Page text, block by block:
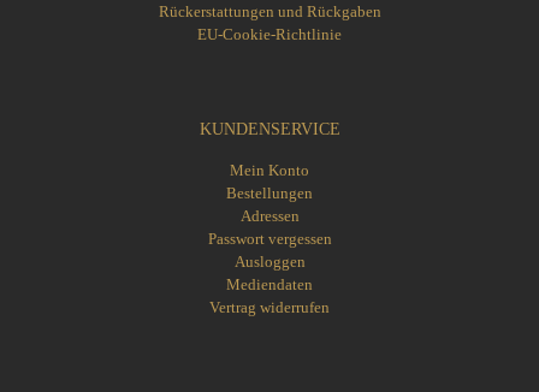
Rückerstattungen und Rückgaben
EU-Cookie-Richtlinie
KUNDENSERVICE
Mein Konto
Bestellungen
Adressen
Passwort vergessen
Ausloggen
Mediendaten
Vertrag widerrufen